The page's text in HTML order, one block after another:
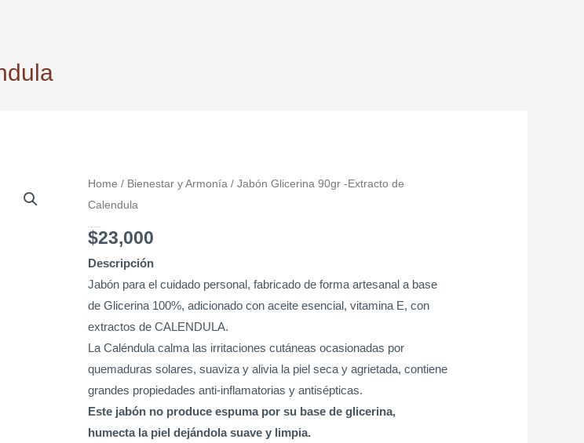
Home / Bienestar y Armonía / Jabón Glicerina 90gr -Extracto de
Calendula
$23,000
Descripción
Jabón para el cuidado personal, fabricado de forma artesanal a base
de Glicerina 100%, adicionado con aceite esencial, vitamina E, con
extractos de CALENDULA.
La Caléndula calma las irritaciones cutáneas ocasionadas por
quemaduras solares, suaviza y alivia la piel seca y agrietada, contiene
grandes propiedades anti-inflamatorias y antisépticas.
Este jabón no produce espuma por su base de glicerina,
humecta la piel dejándola suave y limpia.
Jabón
Glicerina
90gr
-
Extracto
de
Calendula
quantity